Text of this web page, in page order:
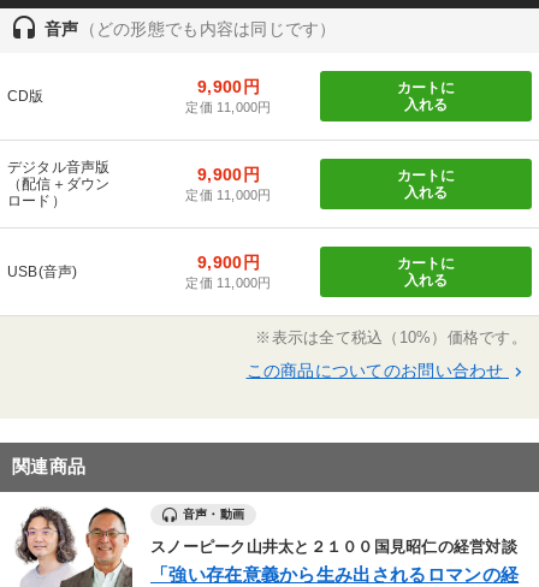
」を仕事にする経営』、『スノーピーク「楽しいま
ま！」成長を続ける経営』（ともに日経BP) があ
headset 音声 （どの形態でも内容は同じです）
CD版 9,900円
定価 11,000円
カートに
入れる
デジタル音声版
（配信＋ダウン
ロード）
9,900円
定価 11,000円
カートに
入れる
USB(音声) 9,900円
定価 11,000円
カートに
入れる
※表示は全て税込（10%）価格です。
この商品についてのお問い合わせ keyboard_arrow_right
関連商品
音声・動画
スノーピーク山井太と２１００国見昭仁の経営対談
「強い存在意義から生み出されるロマンの経